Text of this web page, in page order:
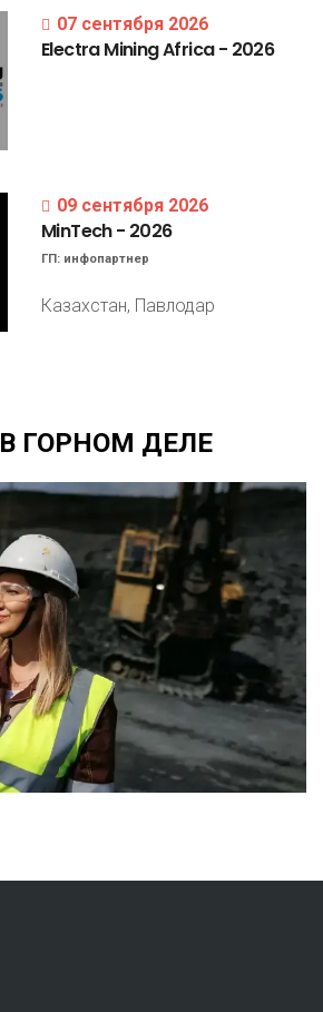
07 сентября 2026
ElectraMiningAfrica- 2026
09 сентября 2026
MinTech- 2026
ГП: инфопартнер
Казахстан, Павлодар
В ГОРНОМ ДЕЛЕ